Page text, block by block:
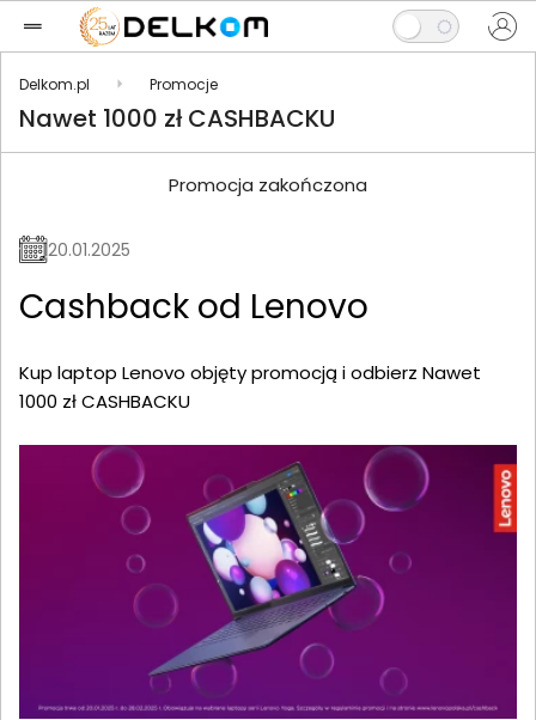
Delkom.pl Promocje
Nawet 1000 zł CASHBACKU
Promocja zakończona
20.01.2025
Cashback od Lenovo
Kup laptop Lenovo objęty promocją i odbierz Nawet
1000 zł CASHBACKU